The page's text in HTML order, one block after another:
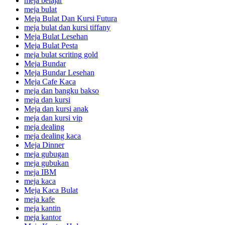
meja bulat
Meja Bulat Dan Kursi Futura
meja bulat dan kursi tiffany
Meja Bulat Lesehan
Meja Bulat Pesta
meja bulat scriting gold
Meja Bundar
Meja Bundar Lesehan
Meja Cafe Kaca
meja dan bangku bakso
meja dan kursi
Meja dan kursi anak
meja dan kursi vip
meja dealing
meja dealing kaca
Meja Dinner
meja gubugan
meja gubukan
meja IBM
meja kaca
Meja Kaca Bulat
meja kafe
meja kantin
meja kantor